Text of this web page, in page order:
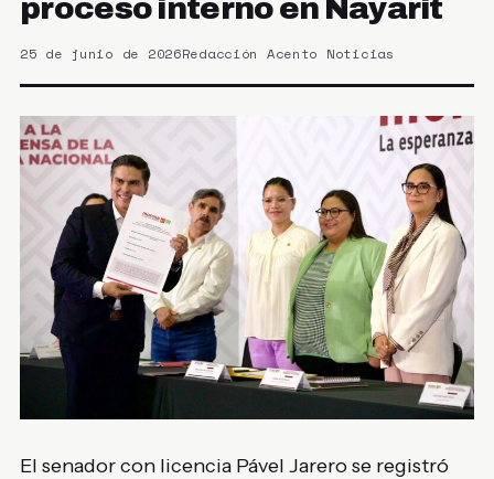
proceso interno en Nayarit
25 de junio de 2026Redacción Acento Noticias
El senador con licencia Pável Jarero se registró